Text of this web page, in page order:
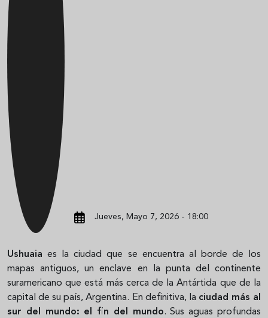
Jueves, Mayo 7, 2026 - 18:00
Ushuaia es la ciudad que se encuentra al borde de los
mapas antiguos, un enclave en la punta del continente
suramericano que está más cerca de la Antártida que de la
capital de su país, Argentina. En definitiva, la ciudad más al
sur del mundo: el fin del mundo. Sus aguas profundas